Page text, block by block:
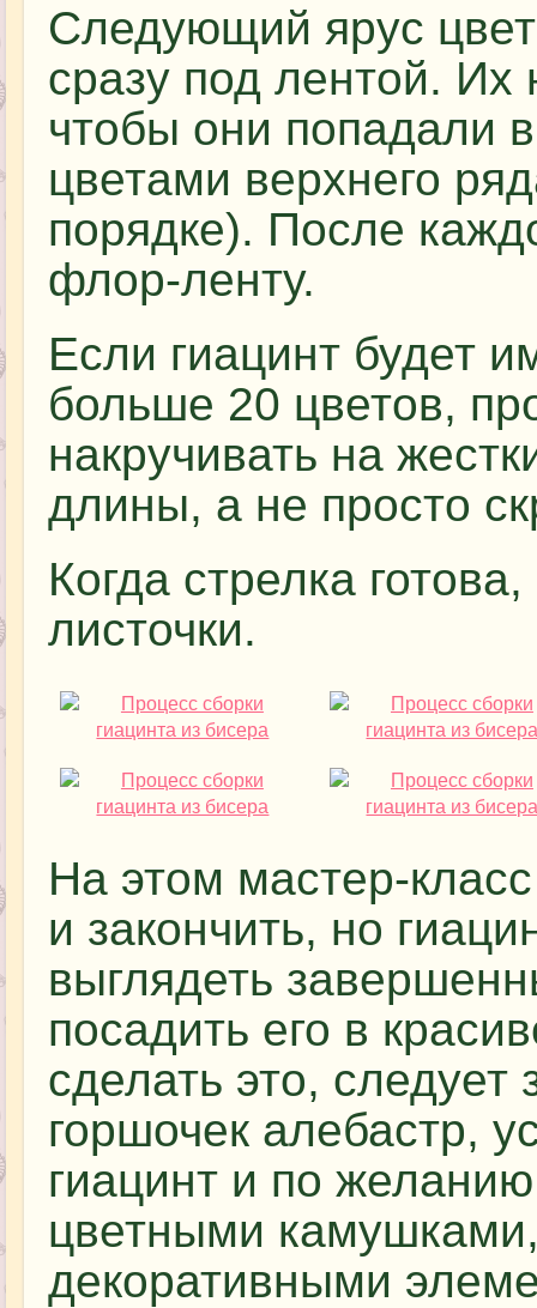
Следующий ярус
сразу под лентой. Их
чтобы они попадали
цветами верхнего
порядке). После
флор-ленту.
Если гиацинт будет
больше 20 цветов,
накручивать на
длины, а не просто
Когда стрелка
листочки.
На этом мастер-
и закончить, но
выглядеть
посадить его в
сделать это, следует
горшочек алебастр,
гиацинт и по
цветными
декоративными